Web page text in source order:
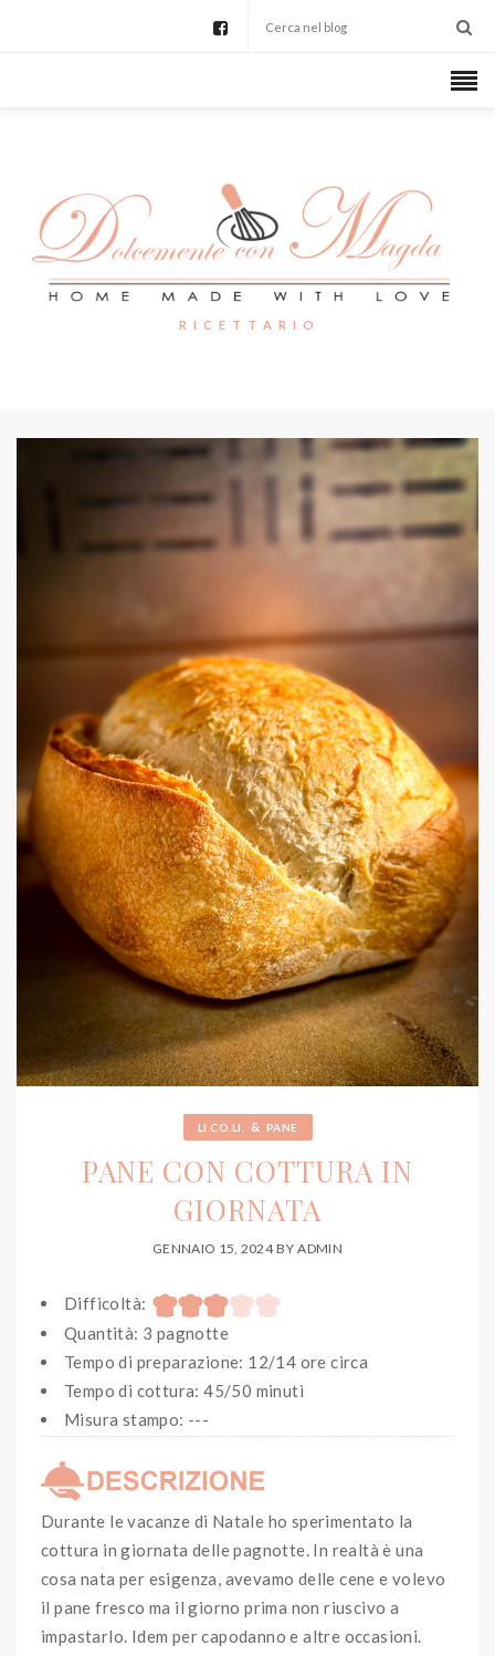
R I C E T T A R I O
LI.CO.LI. & PANE
PANE CON COTTURA IN
GIORNATA
GENNAIO 15, 2024 BY ADMIN
Difficoltà:
Quantità: 3 pagnotte
Tempo di preparazione: 12/14 ore circa
Tempo di cottura: 45/50 minuti
Misura stampo: ---
Durante le vacanze di Natale ho sperimentato la
cottura in giornata delle pagnotte. In realtà è una
cosa nata per esigenza, avevamo delle cene e volevo
il pane fresco ma il giorno prima non riuscivo a
impastarlo. Idem per capodanno e altre occasioni.